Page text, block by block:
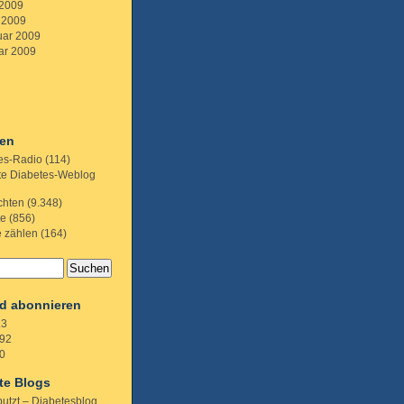
2009
2009
Radio (114)
Diabetes-Weblog
(9.348)
(856)
zählen (164)
abonnieren
Blogs
– Diabetesblog